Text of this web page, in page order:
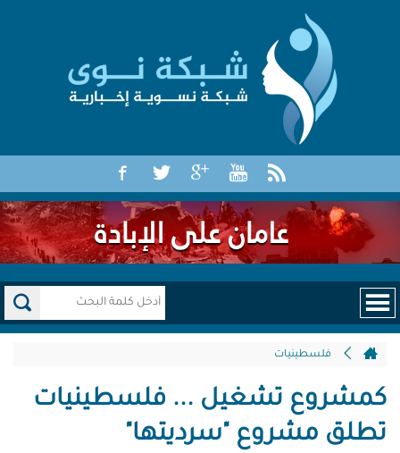
فلسطينيات
كمشروع تشغيل ... فلسطينيات
تطلق مشروع "سرديتها"